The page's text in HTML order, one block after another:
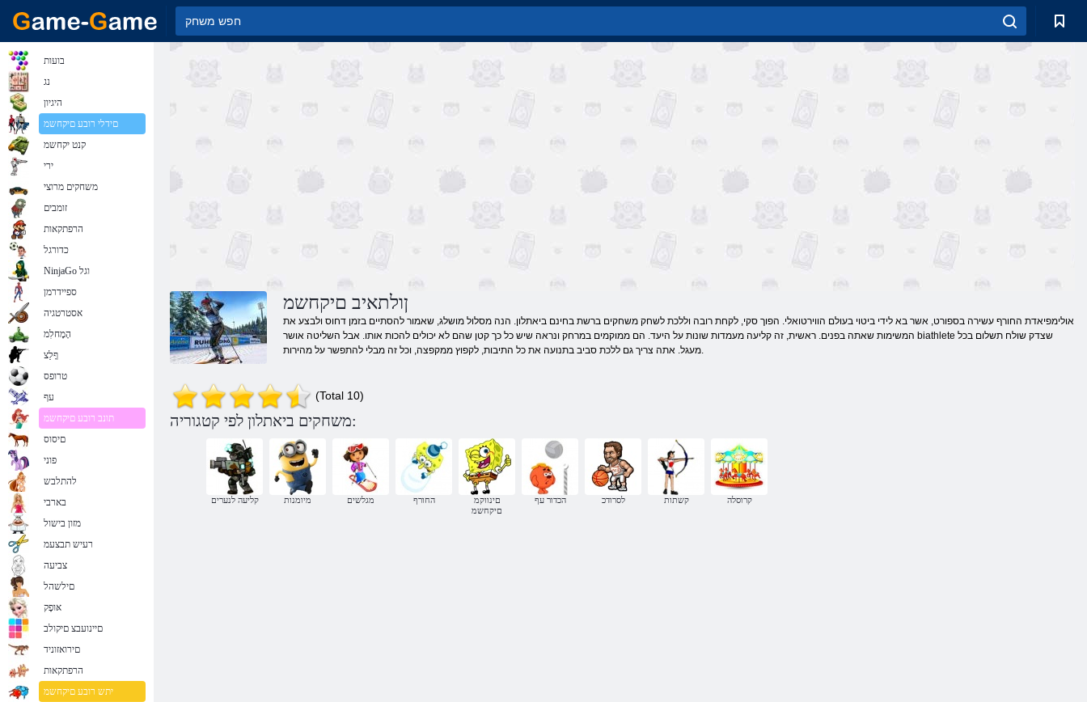
ןולתאיב םיקחשמ
אולימפיאדת החורף עשירה בספורט, אשר בא לידי ביטוי בעולם הווירטואלי. הפוך סקי, לקחת רובה וללכת לשחק משחקים ברשת בחינם ביאתלון. הנה מסלול מושלג, שאמור להסתיים בזמן דחוס ולבצע את
המשימות שאתה בפנים. ראשית, זה קליעה מעמדות שונות על היעד. הם ממוקמים במרחק ונראה שיש כל כך קטן שהם לא יכולים להכות אותו. אבל השליטה אושר biathlete שצדק שולח תשלום בכל
מעגל. אתה צריך גם ללכת סביב בתנועה את כל התיבות, לקפוץ ממקפצה, וכל זה מבלי להתפשר על מהירות.
(Total 10)
משחקים ביאתלון לפי קטגוריה:
קליעה לנערים מיומנות מגלשים החורף
םינווקמ
םיקחשמ
הכדור עף לסרודכ קשתות קרוסלה
בועות
נג
היגיון
םידלי רובע םיקחשמ
קנט יקחשמ
ירי
משחקים מרוצי
זומבים
הרפתקאות
כדורגל
NinjaGo וגל
ספיידרמן
אסטרטגיה
הָמָחלִמ
ףָלַצ
טרופס
עף
תונב רובע םיקחשמ
םיסוס
פוני
להתלבש
בארבי
מזון בישול
רעיש תבצעמ
צביעה
םילשהל
אּופָק
םיינועבצ םיקולב
םירואזוניד
הרפתקאות
יתש רובע םיקחשמ